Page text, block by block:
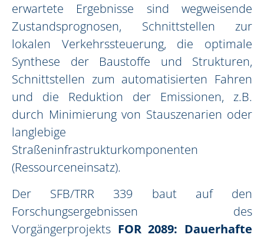
erwartete Ergebnisse sind wegweisende
Zustandsprognosen, Schnittstellen zur
lokalen Verkehrssteuerung, die optimale
Synthese der Baustoffe und Strukturen,
Schnittstellen zum automatisierten Fahren
und die Reduktion der Emissionen, z.B.
durch Minimierung von Stauszenarien oder
langlebige
Straßeninfrastrukturkomponenten
(Ressourceneinsatz).
Der SFB/TRR 339 baut auf den
Forschungsergebnissen des
Vorgängerprojekts FOR 2089: Dauerhafte